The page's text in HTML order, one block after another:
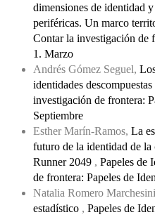
dimensiones de identidad
periféricas. Un marco
Contar la investigación de
1. Marzo
Andrés Gómez Seguel,
identidades descompuestas
investigación de frontera:
Septiembre
Esther Marín-Ramos, La
futuro de la identidad de la
Runner 2049 , Papeles de
de frontera: Papeles de
Natalia Romero
estadístico , Papeles de